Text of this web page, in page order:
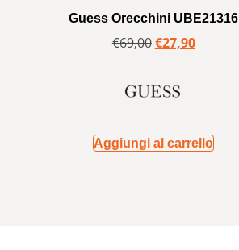
Guess Orecchini UBE21316
€69,00€27,90
Aggiungi al carrello